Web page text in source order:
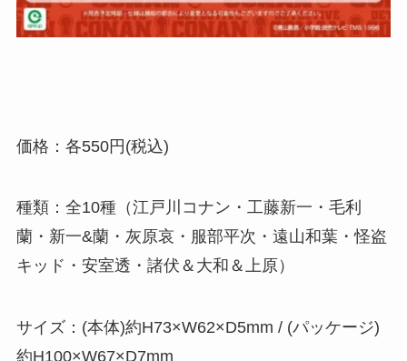
価格：各550円(税込)
種類：全10種（江戸川コナン・工藤新一・毛利
蘭・新一&蘭・灰原哀・服部平次・遠山和葉・怪盗
キッド・安室透・諸伏＆大和＆上原）
サイズ：(本体)約H73×W62×D5mm / (パッケージ)
約H100×W67×D7mm